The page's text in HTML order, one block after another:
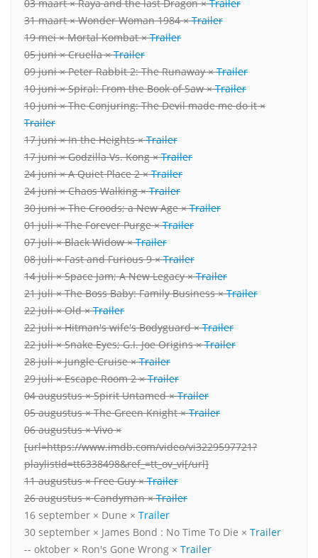
03 maart × Raya and the last Dragon ×Trailer
31 maart × Wonder Woman 1984 ×Trailer
19 mei × Mortal Kombat ×Trailer
05 juni × Cruella ×Trailer
09 juni × Peter Rabbit 2: The Runaway ×Trailer
10 juni × Spiral: From the Book of Saw ×Trailer
10 juni × The Conjuring: The Devil made me do it ×
Trailer
17 juni × In the Heights ×Trailer
17 juni × Godzilla Vs. Kong ×Trailer
24 juni × A Quiet Place 2 ×Trailer
24 juni × Chaos Walking ×Trailer
30 juni × The Croods; a New Age ×Trailer
01 juli × The Forever Purge ×Trailer
07 juli × Black Widow ×Trailer
08 juli × Fast and Furious 9 ×Trailer
14 juli × Space Jam; A New Legacy ×Trailer
21 juli × The Boss Baby: Family Business ×Trailer
22 juli × Old ×Trailer
22 juli × Hitman's wife's Bodyguard ×Trailer
22 juli × Snake Eyes; G.I. Joe Origins ×Trailer
28 juli × Jungle Cruise ×Trailer
29 juli × Escape Room 2 ×Trailer
04 augustus × Spirit Untamed ×Trailer
05 augustus × The Green Knight ×Trailer
06 augustus × Vivo ×
[url=https://www.imdb.com/video/vi3229597721?
playlistId=tt6338498&ref_=tt_ov_vi[/url]
11 augustus × Free Guy ×Trailer
26 augustus × Candyman ×Trailer
16 september × Dune × Trailer
30 september × James Bond : No Time To Die × Trailer
-- oktober × Ron's Gone Wrong × Trailer